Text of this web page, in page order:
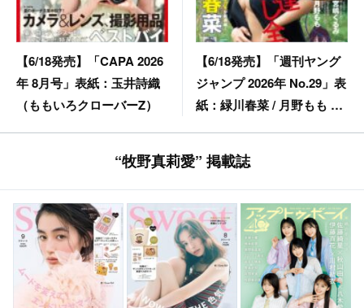
【6/18発売】「CAPA 2026
年 8月号」表紙：玉井詩織
（ももいろクローバーZ）
【6/18発売】「週刊ヤング
ジャンプ 2026年 No.29」表
紙：緑川春菜 / 月野もも 宮
“牧野真莉愛” 掲載誌